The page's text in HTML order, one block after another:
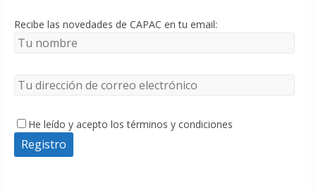
Recibe las novedades de CAPAC en tu email:
He leído y acepto los términos y condiciones